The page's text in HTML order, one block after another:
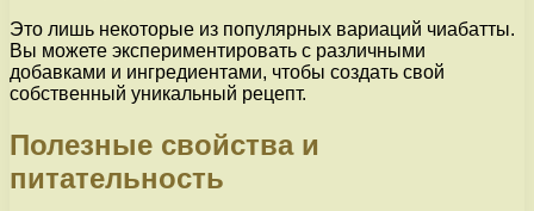
Это лишь некоторые из популярных вариаций чиабатты.
Вы можете экспериментировать с различными
добавками и ингредиентами, чтобы создать свой
собственный уникальный рецепт.
Полезные свойства и
питательность